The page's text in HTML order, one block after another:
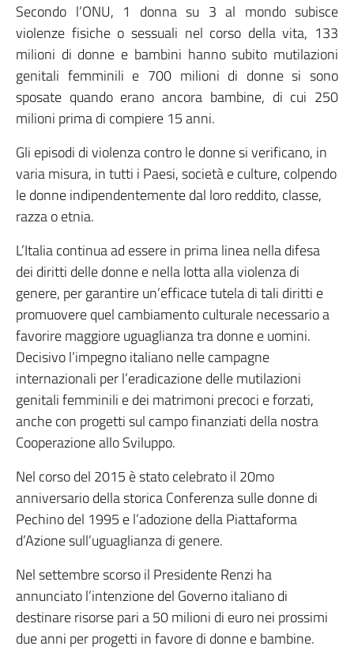
Secondo l’ONU, 1 donna su 3 al mondo subisce
violenze fisiche o sessuali nel corso della vita, 133
milioni di donne e bambini hanno subito mutilazioni
genitali femminili e 700 milioni di donne si sono
sposate quando erano ancora bambine, di cui 250
milioni prima di compiere 15 anni.
Gli episodi di violenza contro le donne si verificano, in
varia misura, in tutti i Paesi, società e culture, colpendo
le donne indipendentemente dal loro reddito, classe,
razza o etnia.
L’Italia continua ad essere in prima linea nella difesa
dei diritti delle donne e nella lotta alla violenza di
genere, per garantire un’efficace tutela di tali diritti e
promuovere quel cambiamento culturale necessario a
favorire maggiore uguaglianza tra donne e uomini.
Decisivo l’impegno italiano nelle campagne
internazionali per l’eradicazione delle mutilazioni
genitali femminili e dei matrimoni precoci e forzati,
anche con progetti sul campo finanziati della nostra
Cooperazione allo Sviluppo.
Nel corso del 2015 è stato celebrato il 20mo
anniversario della storica Conferenza sulle donne di
Pechino del 1995 e l’adozione della Piattaforma
d’Azione sull’uguaglianza di genere.
Nel settembre scorso il Presidente Renzi ha
annunciato l’intenzione del Governo italiano di
destinare risorse pari a 50 milioni di euro nei prossimi
due anni per progetti in favore di donne e bambine.